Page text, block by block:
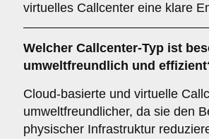
virtuelles Callcenter eine klare
Welcher Callcenter-Typ ist
umweltfreundlich und
Cloud-basierte und virtuelle
umweltfreundlicher, da sie den
physischer Infrastruktur